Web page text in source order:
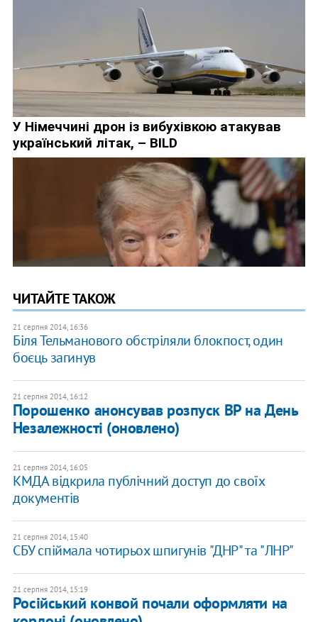
ЧИТАЙТЕ ТАКОЖ
21 серпня 2014, 16:36
Біля Тельманового обстріляли блокпост, один
боєць загинув
21 серпня 2014, 16:12
Порошенко анонсував розпуск ВР на День
Незалежності (оновлено)
21 серпня 2014, 16:05
КМДА відкрила публічний доступ до своїх
документів
21 серпня 2014, 15:40
СБУ спіймала чотирьох шпигунів "ДНР" та "ЛНР"
21 серпня 2014, 15:19
Російський конвой почали оформляти на